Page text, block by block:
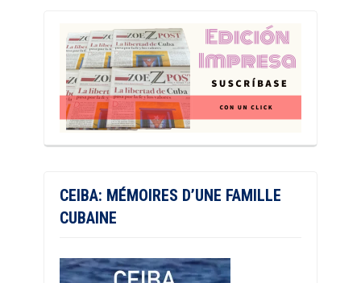
CEIBA: MÉMOIRES D’UNE FAMILLE
CUBAINE